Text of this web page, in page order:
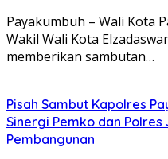
Payakumbuh – Wali Kota
Wakil Wali Kota
memberikan sambutan…
Pisah Sambut Kapolres
Sinergi Pemko dan
Pembangunan